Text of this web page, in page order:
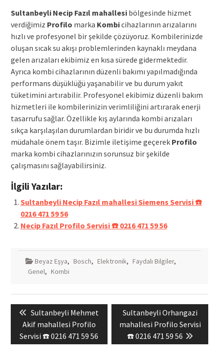
Sultanbeyli Necip Fazıl mahallesibölgesinde hizmet
verdiğimiz Profilo marka Kombicihazlarının arızalarını
hızlı ve profesyonel bir şekilde çözüyoruz. Kombilerinizde
oluşan sıcak su akışı problemlerinden kaynaklı meydana
gelen arızaları ekibimiz en kısa sürede gidermektedir.
Ayrıca kombi cihazlarının düzenli bakımı yapılmadığında
performans düşüklüğü yaşanabilir ve bu durum yakıt
tüketimini artırabilir. Profesyonel ekibimiz düzenli bakım
hizmetleri ile kombilerinizin verimliliğini artırarak enerji
tasarrufu sağlar. Özellikle kış aylarında kombi arızaları
sıkça karşılaşılan durumlardan biridir ve bu durumda hızlı
müdahale önem taşır. Bizimle iletişime geçerek Profilo
marka kombi cihazlarınızın sorunsuz bir şekilde
çalışmasını sağlayabilirsiniz.
İlgili Yazılar:
Sultanbeyli Necip Fazıl mahallesi Siemens Servisi ☎️
0216 471 59 56
Necip Fazıl Profilo Servisi ☎️ 0216 471 59 56
Beyaz Eşya, Bosch, Elektronik, Faydalı Bilgiler,
Genel, Kombi
gezinmesi
Previous
post:
Sultanbeyli Mehmet
Akif mahallesi Profilo
Servisi ☎️ 0216 471 59 56
Next
post:
Sultanbeyli Orhangazi
mahallesi Profilo Servisi
☎️ 0216 471 59 56